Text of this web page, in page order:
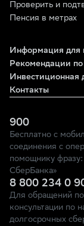
Проверить и
Пенсия в метрах
Информация для
Рекомендации
Инвестиционная
Контакты
900
Бесплатно с
соединения с
помощнику
СберБанка»
8 800 234 0
Для обращений
консультации по
долгосрочных